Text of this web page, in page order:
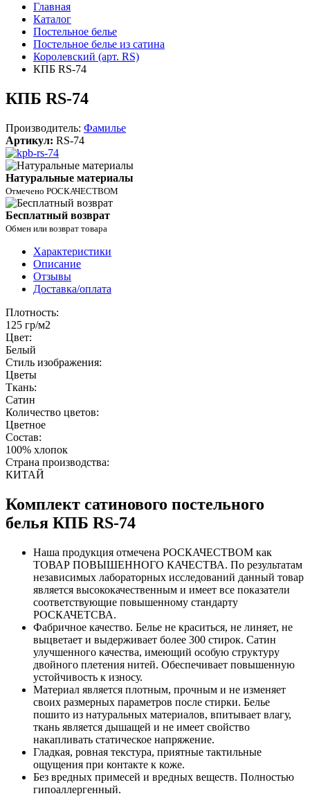
Главная
Каталог
Постельное белье
Постельное белье из сатина
Королевский (арт. RS)
КПБ RS-74
КПБ RS-74
Производитель: Фамилье
Артикул: RS-74
Натуральные материалы
Отмечено РОСКАЧЕСТВОМ
Бесплатный возврат
Обмен или возврат товара
Характеристики
Описание
Отзывы
Доставка/оплата
Плотность:
125 гр/м2
Цвет:
Белый
Стиль изображения:
Цветы
Ткань:
Сатин
Количество цветов:
Цветное
Состав:
100% хлопок
Страна производства:
КИТАЙ
Комплект сатинового постельного
белья КПБ RS-74
Наша продукция отмечена РОСКАЧЕСТВОМ как
ТОВАР ПОВЫШЕННОГО КАЧЕСТВА. По результатам
независимых лабораторных исследований данный товар
является высококачественным и имеет все показатели
соответствующие повышенному стандарту
РОСКАЧЕТСВА.
Фабричное качество. Белье не краситься, не линяет, не
выцветает и выдерживает более 300 стирок. Сатин
улучшенного качества, имеющий особую структуру
двойного плетения нитей. Обеспечивает повышенную
устойчивость к износу.
Материал является плотным, прочным и не изменяет
своих размерных параметров после стирки. Белье
пошито из натуральных материалов, впитывает влагу,
ткань является дышащей и не имеет свойство
накапливать статическое напряжение.
Гладкая, ровная текстура, приятные тактильные
ощущения при контакте к коже.
Без вредных примесей и вредных веществ. Полностью
гипоаллергенный.